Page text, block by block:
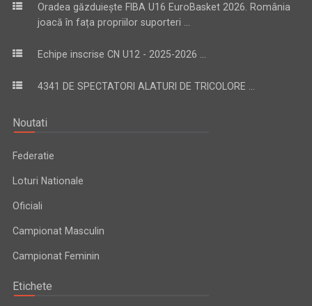
Oradea găzduiește FIBA U16 EuroBasket 2026. România
joacă în fața propriilor suporteri ...
Echipe inscrise CN U12 - 2025-2026 ...
4341 DE SPECTATORI ALATURI DE TRICOLORE ...
Noutati
Federatie
Loturi Nationale
Oficiali
Campionat Masculin
Campionat Feminin
Etichete